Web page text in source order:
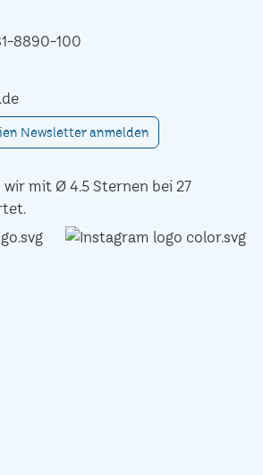
8890-100
Newsletter anmelden
mit Ø 4.5 Sternen bei 27